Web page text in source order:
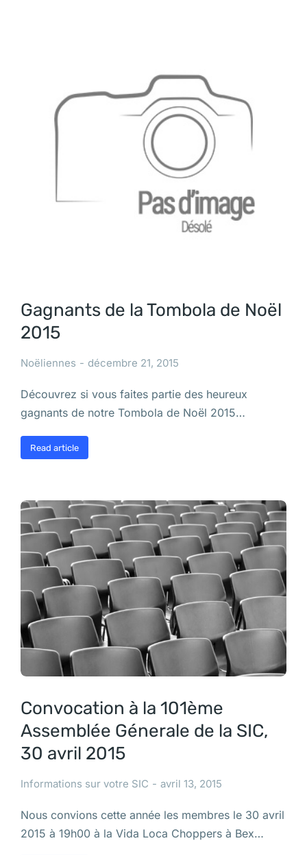
Gagnants de la Tombola de Noël
2015
Noëliennes décembre 21, 2015
Découvrez si vous faites partie des heureux
gagnants de notre Tombola de Noël 2015…
Read article
Convocation à la 101ème
Assemblée Génerale de la SIC,
30 avril 2015
Informations sur votre SIC avril 13, 2015
Nous convions cette année les membres le 30 avril
2015 à 19h00 à la Vida Loca Choppers à Bex…